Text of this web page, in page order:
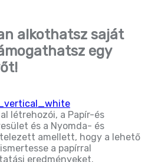
alkothatsz saját
egy
létrehozói, a Papír-és
és a Nyomda- és
amellett, hogy a lehető
a papírral
eredményeket.